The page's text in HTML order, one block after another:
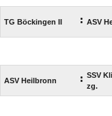
TG Böckingen II : ASV
ASV Heilbronn : SSV
zg.